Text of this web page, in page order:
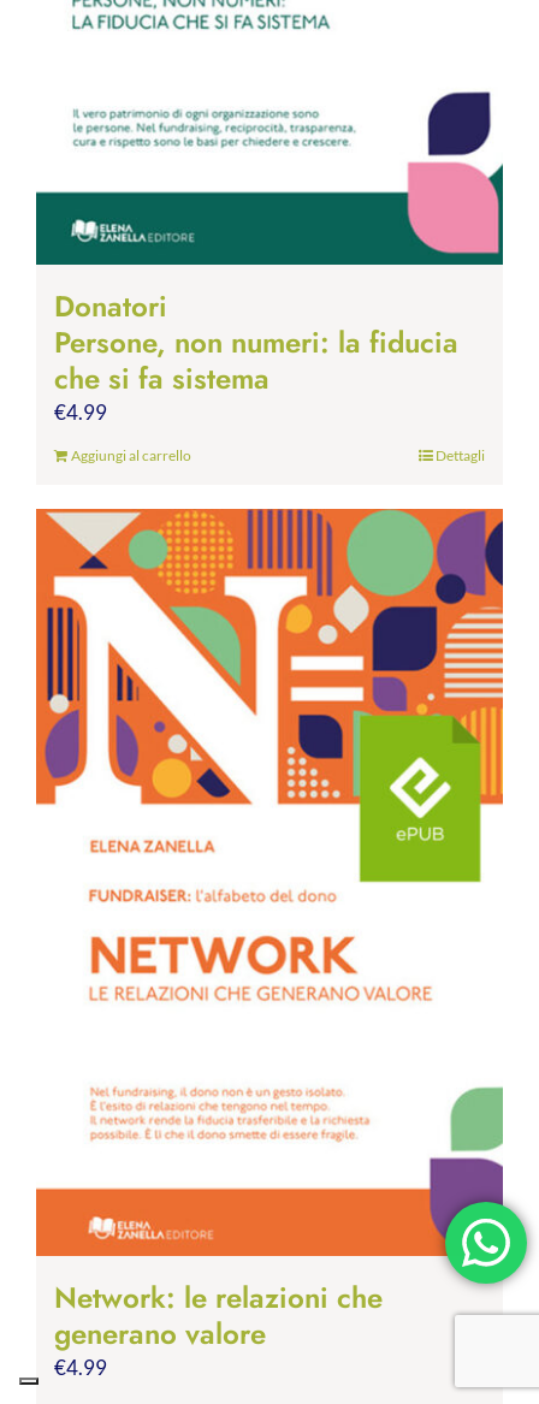
Donatori
Persone, non numeri: la fiducia
che si fa sistema
€4.99
Aggiungi al carrello Dettagli
Network: le relazioni che
generano valore
€4.99